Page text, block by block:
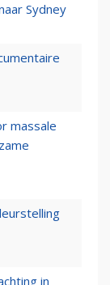
Sydney
massale
in